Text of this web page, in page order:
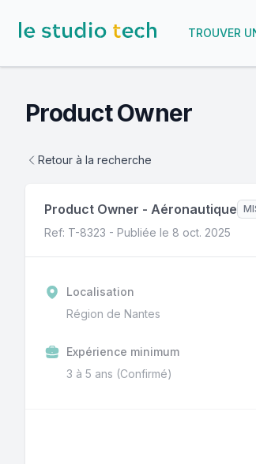
TROUVER
Product Owner
Retour à la recherche
Product Owner - Aéronautique
Ref: T-8323 - Publiée le 8 oct. 2025
Localisation
Région de Nantes
Expérience minimum
3 à 5 ans (Confirmé)